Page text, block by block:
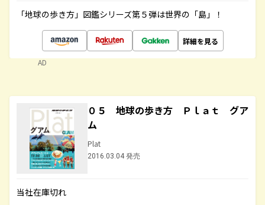
「地球の歩き方」図鑑シリーズ第５弾は世界の「島」！
詳細を見る
AD
０５ 地球の歩き方 Ｐｌａｔ グア
ム
Plat
2016.03.04 発売
当社在庫切れ